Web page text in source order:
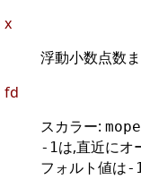
x
浮動小数点数
fd
スカラー:
-1は,直近にオ
フォルト値は-